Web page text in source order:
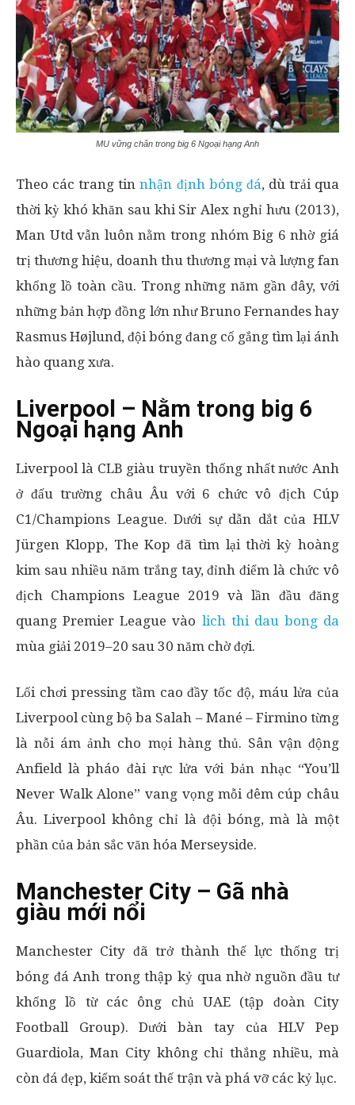
MU vững chân trong big 6 Ngoại hạng Anh
Theo các trang tinnhận định bóng đá, dù trải qua
thời kỳ khó khăn sau khi Sir Alex nghỉ hưu (2013),
Man Utd vẫn luôn nằm trong nhóm Big 6 nhờ giá
trị thương hiệu, doanh thu thương mại và lượng fan
khổng lồ toàn cầu. Trong những năm gần đây, với
những bản hợp đồng lớn như Bruno Fernandes hay
Rasmus Højlund, đội bóng đang cố gắng tìm lại ánh
hào quang xưa.
Liverpool – Nằm trong big 6
Ngoại hạng Anh
Liverpool là CLB giàu truyền thống nhất nước Anh
ở đấu trường châu Âu với 6 chức vô địch Cúp
C1/Champions League. Dưới sự dẫn dắt của HLV
Jürgen Klopp, The Kop đã tìm lại thời kỳ hoàng
kim sau nhiều năm trắng tay, đỉnh điểm là chức vô
địch Champions League 2019 và lần đầu đăng
quang Premier League vào lich thi dau bong da
mùa giải 2019–20 sau 30 năm chờ đợi.
Lối chơi pressing tầm cao đầy tốc độ, máu lửa của
Liverpool cùng bộ ba Salah – Mané – Firmino từng
là nỗi ám ảnh cho mọi hàng thủ. Sân vận động
Anfield là pháo đài rực lửa với bản nhạc “You’ll
Never Walk Alone” vang vọng mỗi đêm cúp châu
Âu. Liverpool không chỉ là đội bóng, mà là một
phần của bản sắc văn hóa Merseyside.
Manchester City – Gã nhà
giàu mới nổi
Manchester City đã trở thành thế lực thống trị
bóng đá Anh trong thập kỷ qua nhờ nguồn đầu tư
khổng lồ từ các ông chủ UAE (tập đoàn City
Football Group). Dưới bàn tay của HLV Pep
Guardiola, Man City không chỉ thắng nhiều, mà
còn đá đẹp, kiểm soát thế trận và phá vỡ các kỷ lục.